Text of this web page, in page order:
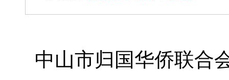
中山市归国华侨联合